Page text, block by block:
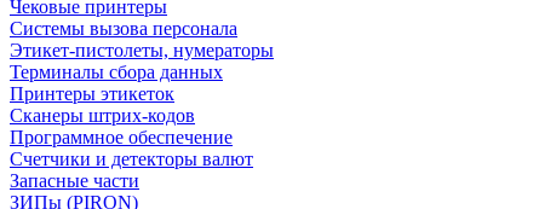
Чековые принтеры
Системы вызова персонала
Этикет-пистолеты, нумераторы
Терминалы сбора данных
Принтеры этикеток
Сканеры штрих-кодов
Программное обеспечение
Счетчики и детекторы валют
Запасные части
ЗИПы (PIRON)